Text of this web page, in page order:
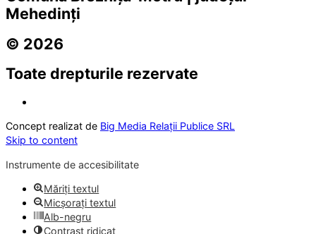
Mehedinți
© 2026
Toate drepturile rezervate
Concept realizat de Big Media Relații Publice SRL
Skip to content
Instrumente de accesibilitate
Măriți textul
Micșorați textul
Alb-negru
Contrast ridicat